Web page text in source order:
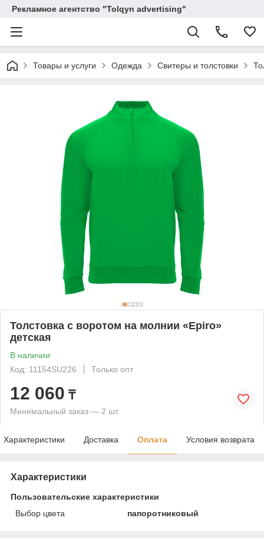
Рекламное агентство "Tolqyn advertising"
Товары и услуги Одежда Свитеры и толстовки
Толстовка с воротом на молнии «Epiro»
детская
В наличии
Код: 11154SU226
Только опт
12 060 ₸
Минимальный заказ — 2 шт.
Характеристики Доставка Оплата Условия возврата
Характеристики
Пользовательские характеристики
Выбор цвета
папоротниковый